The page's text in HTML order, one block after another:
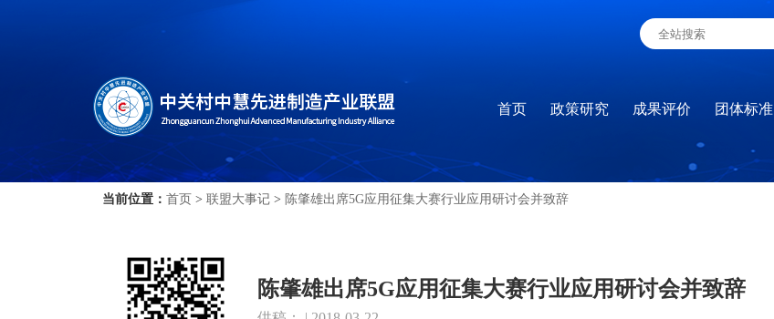
首页 政策研究 成果评价 团体标准
当前位置： 首页 > 联盟大事记 > 陈肇雄出席5G应用征集大赛行业应用研讨会并致辞
陈肇雄出席5G应用征集大赛行业应用研讨会并致辞